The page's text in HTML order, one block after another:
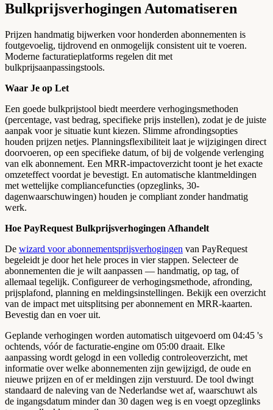
Bulkprijsverhogingen Automatiseren
Prijzen handmatig bijwerken voor honderden abonnementen is
foutgevoelig, tijdrovend en onmogelijk consistent uit te voeren.
Moderne facturatieplatforms regelen dit met
bulkprijsaanpassingstools.
Waar Je op Let
Een goede bulkprijstool biedt meerdere verhogingsmethoden
(percentage, vast bedrag, specifieke prijs instellen), zodat je de juiste
aanpak voor je situatie kunt kiezen. Slimme afrondingsopties
houden prijzen netjes. Planningsflexibiliteit laat je wijzigingen direct
doorvoeren, op een specifieke datum, of bij de volgende verlenging
van elk abonnement. Een MRR-impactoverzicht toont je het exacte
omzeteffect voordat je bevestigt. En automatische klantmeldingen
met wettelijke compliancefuncties (opzeglinks, 30-
dagenwaarschuwingen) houden je compliant zonder handmatig
werk.
Hoe PayRequest Bulkprijsverhogingen Afhandelt
De wizard voor abonnementsprijsverhogingen van PayRequest
begeleidt je door het hele proces in vier stappen. Selecteer de
abonnementen die je wilt aanpassen — handmatig, op tag, of
allemaal tegelijk. Configureer de verhogingsmethode, afronding,
prijsplafond, planning en meldingsinstellingen. Bekijk een overzicht
van de impact met uitsplitsing per abonnement en MRR-kaarten.
Bevestig dan en voer uit.
Geplande verhogingen worden automatisch uitgevoerd om 04:45 's
ochtends, vóór de facturatie-engine om 05:00 draait. Elke
aanpassing wordt gelogd in een volledig controleoverzicht, met
informatie over welke abonnementen zijn gewijzigd, de oude en
nieuwe prijzen en of er meldingen zijn verstuurd. De tool dwingt
standaard de naleving van de Nederlandse wet af, waarschuwt als
de ingangsdatum minder dan 30 dagen weg is en voegt opzeglinks